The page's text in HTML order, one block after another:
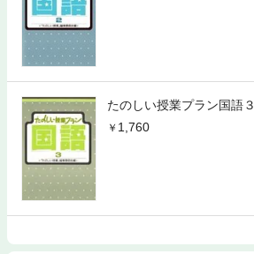
たのしい授業プラン国語３
1,760